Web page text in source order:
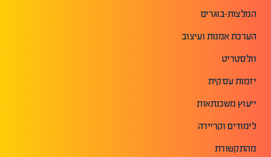
המלצות-בוגרים
הערכת אמנות ועיצוב
וולסטריט
יזמות עסקית
ייעוץ משכנתאות
לימודים וקריירה
מהתקשורת